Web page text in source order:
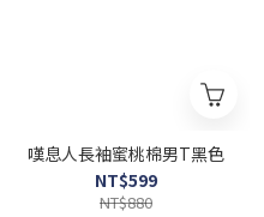
嘆息人長袖蜜桃棉男T黑色
NT$599
NT$880